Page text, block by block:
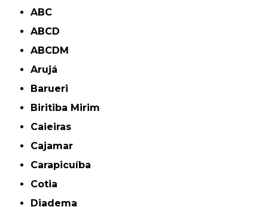
ABC
ABCD
ABCDM
Arujá
Barueri
Biritiba Mirim
Caieiras
Cajamar
Carapicuíba
Cotia
Diadema